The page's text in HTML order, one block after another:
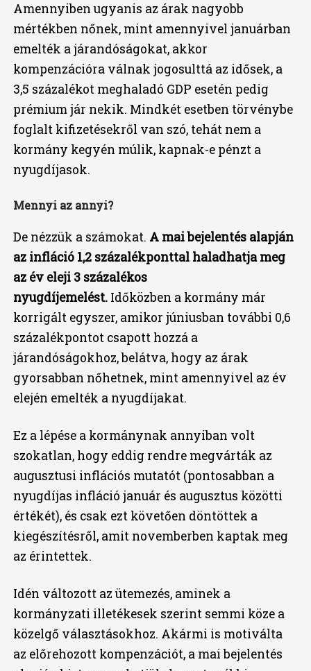
Amennyiben ugyanis az árak nagyobb
mértékben nőnek, mint amennyivel januárban
emelték a járandóságokat, akkor
kompenzációra válnak jogosulttá az idősek, a
3,5 százalékot meghaladó GDP esetén pedig
prémium jár nekik. Mindkét esetben törvénybe
foglalt kifizetésekről van szó, tehát nem a
kormány kegyén múlik, kapnak-e pénzt a
nyugdíjasok.
Mennyi az annyi?
De nézzük a számokat. A mai bejelentés alapján
az infláció 1,2 százalékponttal haladhatja meg
az év eleji 3 százalékos
nyugdíjemelést.Időközben a kormány már
korrigált egyszer, amikor júniusban további 0,6
százalékpontot csapott hozzá a
járandóságokhoz, belátva, hogy az árak
gyorsabban nőhetnek, mint amennyivel az év
elején emelték a nyugdíjakat.
Ez a lépése a kormánynak annyiban volt
szokatlan, hogy eddig rendre megvárták az
augusztusi inflációs mutatót (pontosabban a
nyugdíjas infláció január és augusztus közötti
értékét), és csak ezt követően döntöttek a
kiegészítésről, amit novemberben kaptak meg
az érintettek.
Idén változott az ütemezés, aminek a
kormányzati illetékesek szerint semmi köze a
közelgő választásokhoz. Akármi is motiválta
az előrehozott kompenzációt, a mai bejelentés